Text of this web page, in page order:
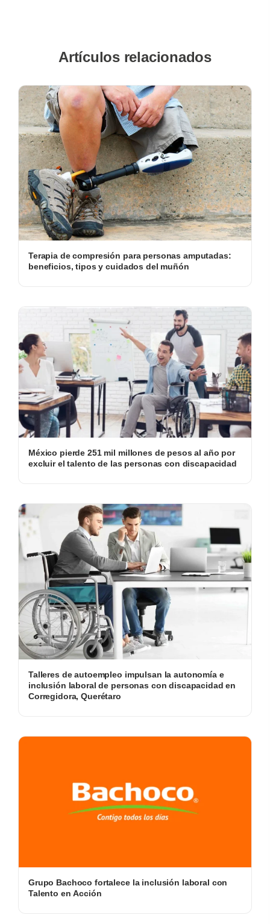
Artículos relacionados
Terapia de compresión para personas amputadas:
beneficios, tipos y cuidados del muñón
México pierde 251 mil millones de pesos al año por
excluir el talento de las personas con discapacidad
Talleres de autoempleo impulsan la autonomía e
inclusión laboral de personas con discapacidad en
Corregidora, Querétaro
Grupo Bachoco fortalece la inclusión laboral con
Talento en Acción